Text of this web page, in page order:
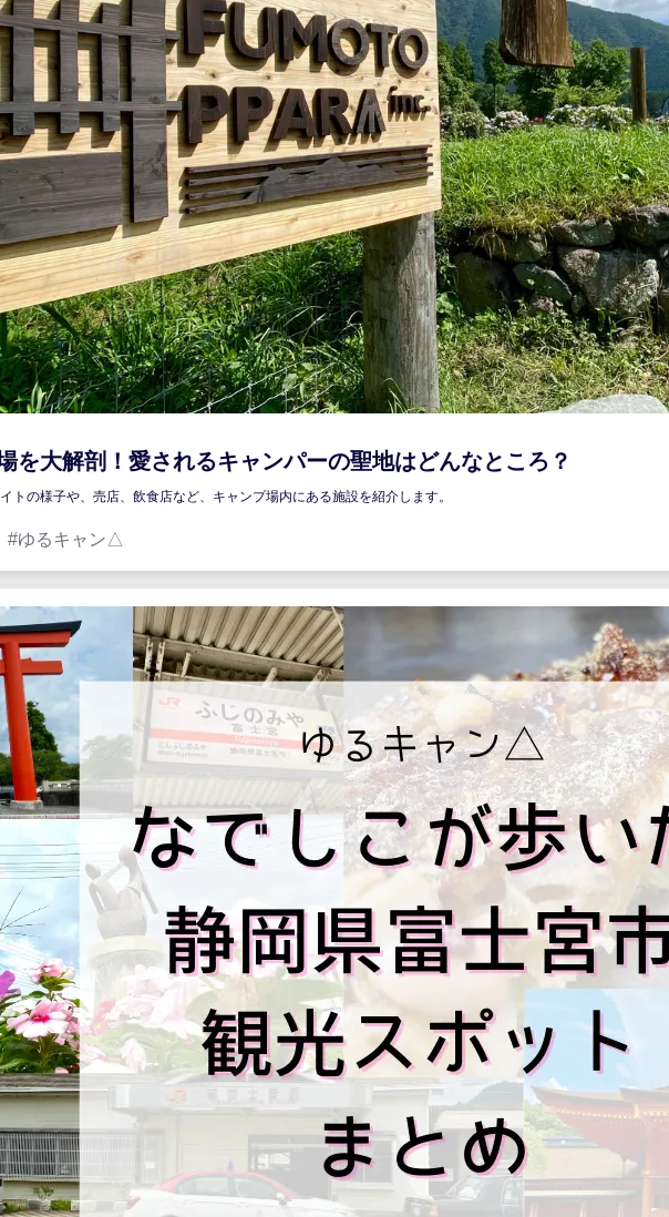
を大解剖！愛されるキャンパーの聖地はどんなところ？
トの様子や、売店、飲食店など、キャンプ場内にある施設を紹介します。
ゆるキャン△